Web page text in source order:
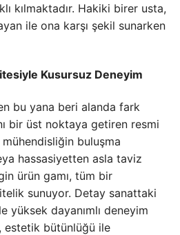
kılmaktadır. Hakiki birer usta,
ile ona karşı şekil sunarken
Kusursuz Deneyim
bu yana beri alanda fark
bir üst noktaya getiren resmi
buluşma
hassasiyetten asla taviz
ürün gamı, tüm bir
sunuyor. Detay sanattaki
yüksek dayanımlı deneyim
estetik bütünlüğü ile